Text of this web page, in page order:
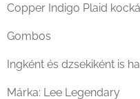
Copper Indigo Plaid
Gombos
Ingként és dzsekiként is
Márka: Lee Legendary